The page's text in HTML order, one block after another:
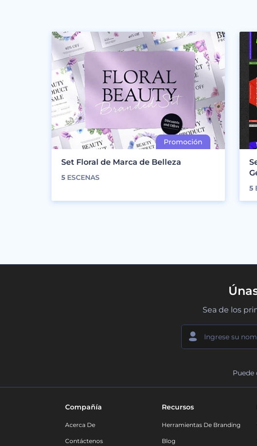
Set Floral de Marca de Belleza
5 ESCENAS
5
Sea de los
Compañía
Acerca De
Contáctenos
Recursos
Herramientas De Branding
Blog